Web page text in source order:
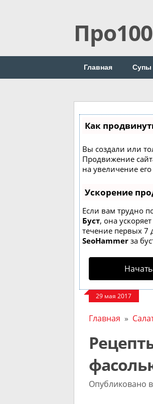
Главная Супы
Как
Вы создали или
Продвижение
на увеличение
Ускорение
Если вам трудно
Буст, она
течение первых 7
SeoHammer за
29 мая 2017
Главная »
Опубликовано в